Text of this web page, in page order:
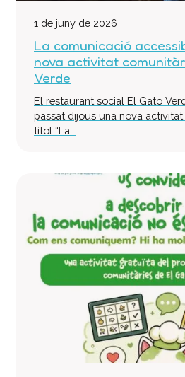
1 de juny de 2026
La comunicació
nova activitat
Verde
El restaurant social El Gato
passat dijous una nova
títol “La...